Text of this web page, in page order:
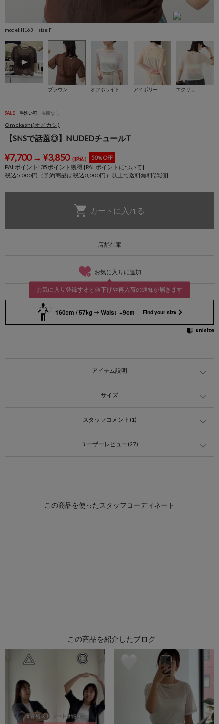
model:H163 size:F
ブラウン オフホワイト アイボリー エクリュ
SALE 手洗い可 在庫なし
Omekashi(オメカシ)
【SNSで話題◎】NUDEDチュールT
¥7,700→ ¥3,850（税込） 50％OFF
PALポイント: 35ポイント獲得 [PALポイントについて]
税込5,000円（予約商品は税込3,000円）以上で送料無料[詳細]
店舗在庫
お気に入りに追加
お気に入り登録すると値下げや再入荷の通知が届きます
160cm / 57kg Waist +9cm Find your size
アイテム説明
サイズ
スタッフコメント(1)
ユーザーレビュー(27)
この商品を紹介したブログ